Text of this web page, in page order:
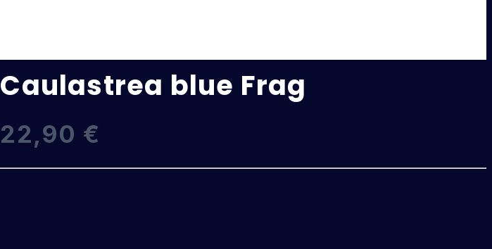
Caulastrea blue Frag
22,90 €